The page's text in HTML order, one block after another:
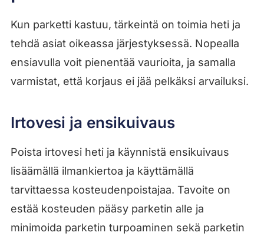
Kun parketti kastuu, tärkeintä on toimia heti ja
tehdä asiat oikeassa järjestyksessä. Nopealla
ensiavulla voit pienentää vaurioita, ja samalla
varmistat, että korjaus ei jää pelkäksi arvailuksi.
Irtovesi ja ensikuivaus
Poista irtovesi heti ja käynnistä ensikuivaus
lisäämällä ilmankiertoa ja käyttämällä
tarvittaessa kosteudenpoistajaa. Tavoite on
estää kosteuden pääsy parketin alle ja
minimoida parketin turpoaminen sekä parketin